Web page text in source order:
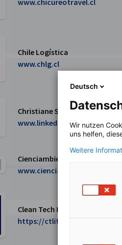
Logística Seite
Chile Logística
www.chlg.cl
Schultz Seite
Christiane Schultz
www.linkedin.com
Seite
Cienciambiental
www.cienciambiental.cl
Tech Lithium Seite
Clean Tech Lithium
https://ctlithium.com
Deutsch
Wir nutzen
uns helfen,
Weitere